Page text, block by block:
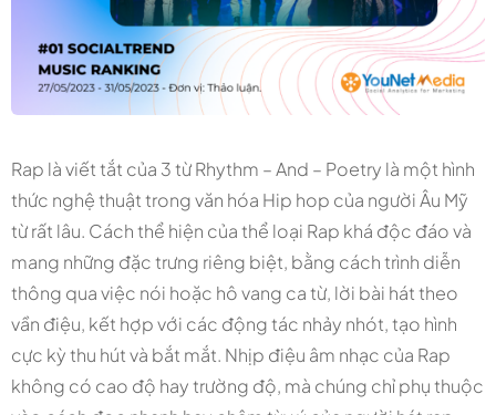
Rap là viết tắt của 3 từ Rhythm – And – Poetry là một hình
thức nghệ thuật trong văn hóa Hip hop của người Âu Mỹ
từ rất lâu. Cách thể hiện của thể loại Rap khá độc đáo và
mang những đặc trưng riêng biệt, bằng cách trình diễn
thông qua việc nói hoặc hô vang ca từ, lời bài hát theo
vần điệu, kết hợp với các động tác nhảy nhót, tạo hình
cực kỳ thu hút và bắt mắt. Nhịp điệu âm nhạc của Rap
không có cao độ hay trường độ, mà chúng chỉ phụ thuộc